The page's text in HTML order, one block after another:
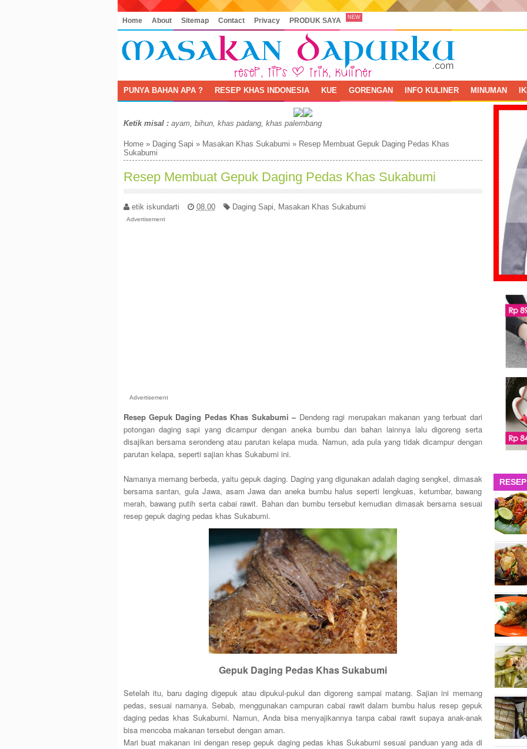
Home About Sitemap Contact Privacy PRODUK SAYA NEW
PUNYA BAHAN APA ? RESEP KHAS INDONESIA KUE GORENGAN INFO KULINER MINUMAN
Ketik misal :ayam, bihun, khas padang, khas palembang
Home» Daging Sapi » Masakan Khas Sukabumi » Resep Membuat Gepuk Daging Pedas Khas
Sukabumi
Resep Membuat Gepuk Daging Pedas Khas Sukabumi
etik iskundarti 08.00 Daging Sapi Masakan Khas Sukabumi
Advertisement
Advertisement
Resep Gepuk Daging Pedas Khas Sukabumi – Dendeng ragi merupakan makanan yang terbuat dari
potongan daging sapi yang dicampur dengan aneka bumbu dan bahan lainnya lalu digoreng serta
disajikan bersama serondeng atau parutan kelapa muda. Namun, ada pula yang tidak dicampur dengan
parutan kelapa, seperti sajian khas Sukabumi ini.
Namanya memang berbeda, yaitu gepuk daging. Daging yang digunakan adalah daging sengkel, dimasak
bersama santan, gula Jawa, asam Jawa dan aneka bumbu halus seperti lengkuas, ketumbar, bawang
merah, bawang putih serta cabai rawit. Bahan dan bumbu tersebut kemudian dimasak bersama sesuai
resep gepuk daging pedas khas Sukabumi.
Gepuk Daging Pedas Khas Sukabumi
Setelah itu, baru daging digepuk atau dipukul-pukul dan digoreng sampai matang. Sajian ini memang
pedas, sesuai namanya. Sebab, menggunakan campuran cabai rawit dalam bumbu halus resep gepuk
daging pedas khas Sukabumi. Namun, Anda bisa menyajikannya tanpa cabai rawit supaya anak-anak
bisa mencoba makanan tersebut dengan aman.
Mari buat makanan ini dengan resep gepuk daging pedas khas Sukabumi sesuai panduan yang ada di